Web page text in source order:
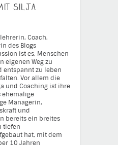
Silja
Coach,
des Blogs
ist es, Menschen
eigenen Weg zu
entspannt zu leben
Vor allem die
und Coaching ist ihre
ehemalige
Managerin,
und
bereits ein breites
tiefen
hat, mit dem
10 Jahren